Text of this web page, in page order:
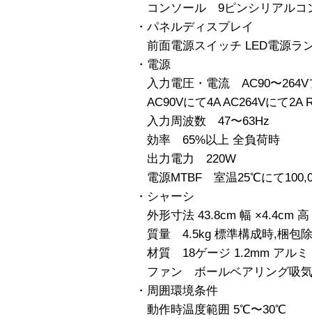
コンソール 9ピンシリアルコ
・パネルディスプレイ
前面電源スイッチ LED電源ラ
・電源
入力電圧・電流 AC90〜264V
AC90Vにて4A AC264Vにて2A
入力周波数 47〜63Hz
効率 65%以上 全負荷時
出力電力 220W
電源MTBF 室温25℃にて
・シャーシ
外形寸法 43.8cm 幅 ×4.4cm 高
質量 4.5kg 標準構成時,梱包
材質 18ゲージ 1.2mm アルミ
ファン ボールベアリング吸気
・周囲環境条件
動作時温度範囲 5℃〜30℃